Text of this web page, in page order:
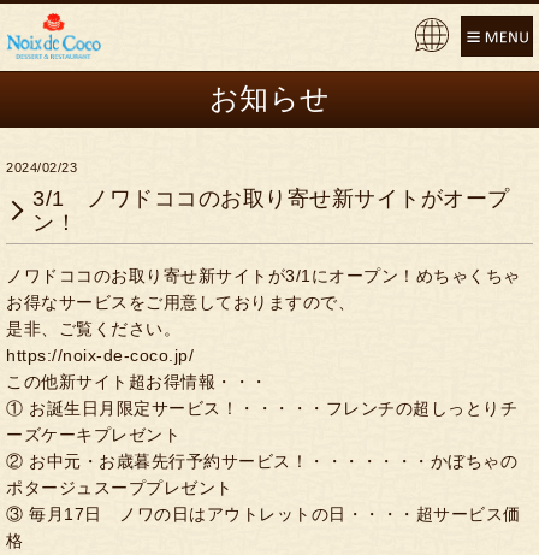
お知らせ
2024/02/23
3/1 ノワドココのお取り寄せ新サイトがオープ
ン！
ノワドココのお取り寄せ新サイトが3/1にオープン！めちゃくちゃ
お得なサービスをご用意しておりますので、
是非、ご覧ください。
https://noix-de-coco.jp/
この他新サイト超お得情報・・・
① お誕生日月限定サービス！・・・・・フレンチの超しっとりチ
ーズケーキプレゼント
② お中元・お歳暮先行予約サービス！・・・・・・・かぼちゃの
ポタージュスーププレゼント
③ 毎月17日 ノワの日はアウトレットの日・・・・超サービス価
格